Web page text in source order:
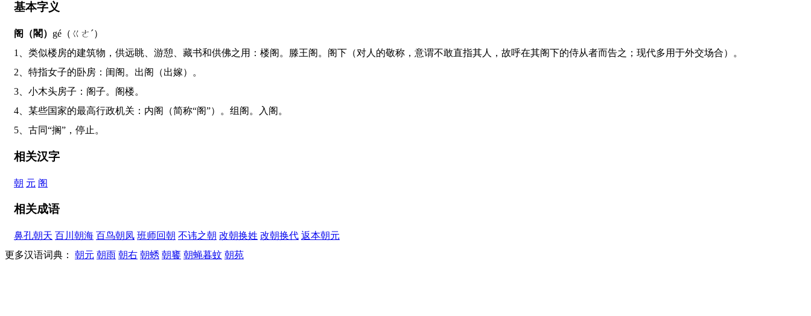
基本字义
阁（閣） gé（ㄍㄜˊ）
1、类似楼房的建筑物，供远眺、游憩、藏书和供佛之用：楼阁。滕王阁。阁下（对人的敬称，意谓不敢直指其人，故呼在其阁下的侍从者而告之；现代多用于外交场合）。
2、特指女子的卧房：闺阁。出阁（出嫁）。
3、小木头房子：阁子。阁楼。
4、某些国家的最高行政机关：内阁（简称“阁”）。组阁。入阁。
5、古同“搁”，停止。
相关汉字
朝 元 阁
相关成语
鼻孔朝天 百川朝海 百鸟朝凤 班师回朝 不讳之朝 改朝换姓 改朝换代 返本朝元
更多汉语词典： 朝元 朝雨 朝右 朝蜏 朝饔 朝蝇暮蚊 朝苑